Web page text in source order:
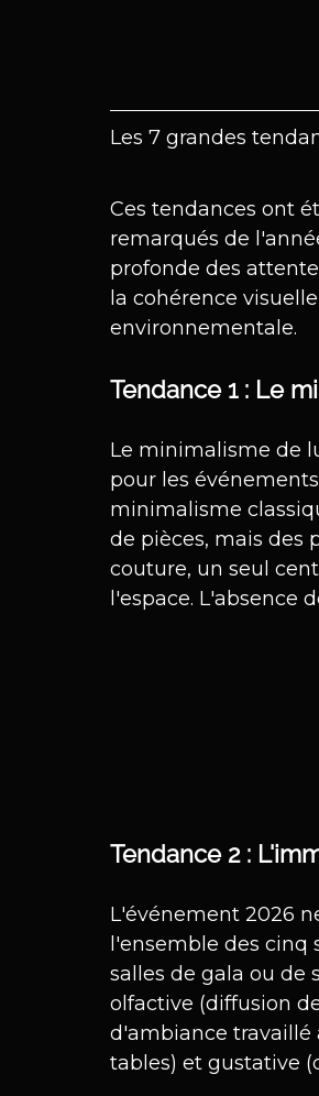
Les 7 grandes
Ces tendances ont
remarqués de
profonde des
la cohérence
environnementale.
Tendance 1 : Le
Le minimalisme de
pour les
minimalisme
de pièces, mais des
couture, un seul
l'espace. L'absence
Tendance 2 :
L'événement 2026
l'ensemble des cinq
salles de gala ou de
olfactive (diffusion
d'ambiance travaillé
tables) et gustative